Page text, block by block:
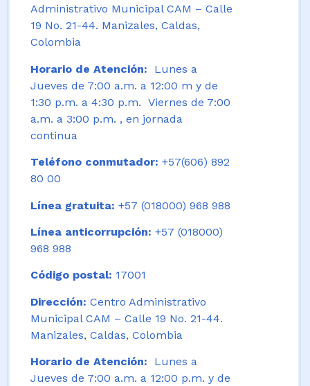
Administrativo Municipal CAM – Calle
19 No. 21-44. Manizales, Caldas,
Colombia
Horario de Atención:
Lunes a
Jueves de 7:00 a.m. a 12:00 m y de
1:30 p.m. a 4:30 p.m. Viernes de 7:00
a.m. a 3:00 p.m. , en jornada
continua
Teléfono conmutador: +57(606) 892
80 00
Línea gratuita: +57 (018000) 968 988
Línea anticorrupción: +57 (018000)
968 988
Código postal: 17001
Dirección: Centro Administrativo
Municipal CAM – Calle 19 No. 21-44.
Manizales, Caldas, Colombia
Horario de Atención: Lunes a
Jueves de 7:00 a.m. a 12:00 p.m. y de